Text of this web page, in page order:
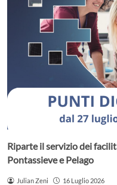
Riparte il servizio dei
Pontassieve e Pelago
Julian Zeni 16 Luglio 2026